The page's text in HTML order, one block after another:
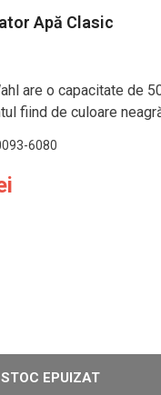
Apă Clasic
are o capacitate de
fiind de culoare
6080
STOC EPUIZAT